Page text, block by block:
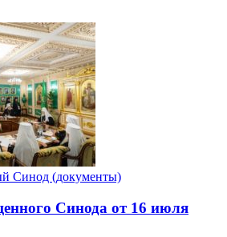
Синод (документы)
Синода от 16 июля